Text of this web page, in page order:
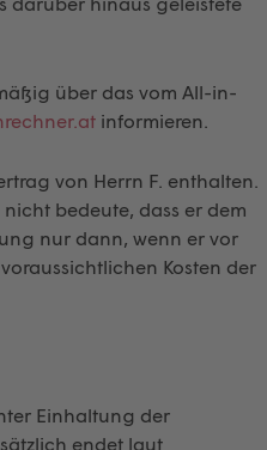
über das vom All-in-
informieren.
von Herrn F. enthalten.
bedeute, dass er dem
nur dann, wenn er vor
Kosten der
Einhaltung der
endet laut